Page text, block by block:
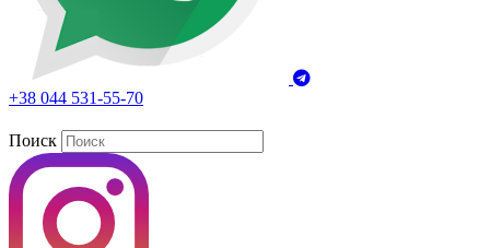
+38 044 531-55-70
Поиск